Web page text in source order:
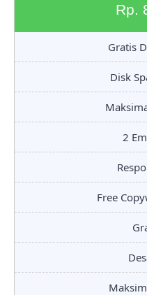
Rp.
Gratis
Disk
2
Free